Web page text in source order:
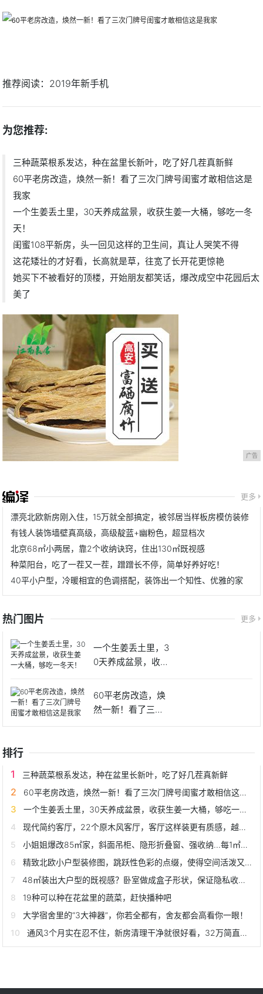
推荐阅读： 2019年新手机
为您推荐:
三种蔬菜根系发达，种在盆里长新叶，吃了好几茬真新鲜
60平老房改造，焕然一新！看了三次门牌号闺蜜才敢相信这是
我家
一个生姜丢土里，30天养成盆景，收获生姜一大桶，够吃一冬
天！
闺蜜108平新房，头一回见这样的卫生间，真让人哭笑不得
这花矮壮的才好看，长高就是草，往宽了长开花更惊艳
她买下不被看好的顶楼，开始朋友都笑话，爆改成空中花园后太
美了
广告
更多
漂亮北欧新房刚入住，15万就全部搞定，被邻居当样板房模仿装修
有钱人装饰墙壁真高级，高级靛蓝+幽粉色，超显档次
北京68㎡小两居，靠2个收纳诀窍，住出130㎡既视感
种菜阳台，吃了一茬又一茬，蹭蹭长不停，简单好养好吃！
40平小户型，冷暖相宜的色调搭配，装饰出一个知性、优雅的家
热门图片 更多
一个生姜丢土里，3
0天养成盆景，收获
60平老房改造，焕
然一新！看了三次
门牌号
排行
三种蔬菜根系发达，种在盆里长新叶，吃了好几茬真新鲜
60平老房改造，焕然一新！看了三次门牌号闺蜜才敢相信这是我家
一个生姜丢土里，30天养成盆景，收获生姜一大桶，够吃一冬天！
现代简约客厅，22个原木风客厅，客厅这样装更有质感，越看越温馨
小姐姐爆改85㎡家，斜面吊柜、隐形折叠窗、强收纳...每1㎡是亮点
精致北欧小户型装修图，跳跃性色彩的点缀，使得空间活泼又和谐
48㎡装出大户型的既视感？卧室做成盒子形状，保证隐私收纳自如
19种可以种在花盆里的蔬菜，赶快播种吧
大学宿舍里的“3大神器”，你若全都有，舍友都会高看你一眼！
通风3个月实在忍不住，新房清理干净就很好看，32万简直太值了